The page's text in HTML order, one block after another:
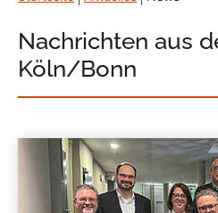
Nachrichten aus
Köln/Bonn